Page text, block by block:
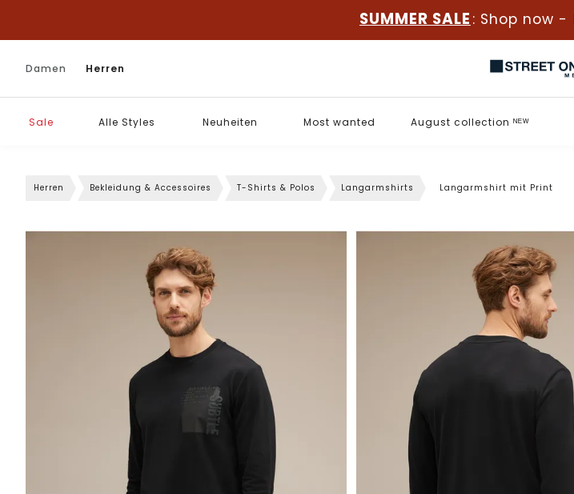
SUMMER SALE : Shop now -
Damen Herren
Sale Alle Styles Neuheiten Most wanted August collection ᴺᴱᵂ
Herren Bekleidung & Accessoires T-Shirts & Polos Langarmshirts Langarmshirt mit Print